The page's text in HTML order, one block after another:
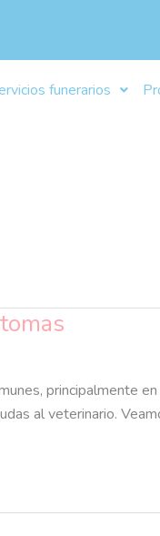
funerarios
principalmente
al veterinario.